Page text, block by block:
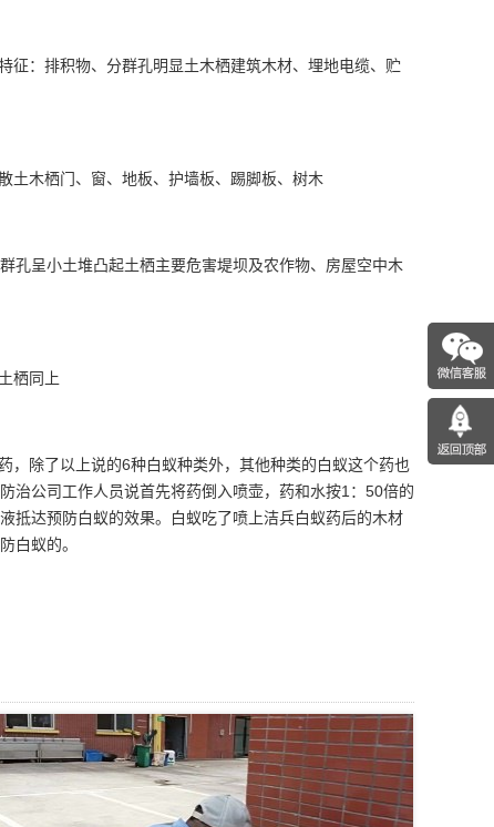
：排积物、分群孔明显土木栖建筑木材、埋地电缆、贮
土木栖门、窗、地板、护墙板、踢脚板、树木
呈小土堆凸起土栖主要危害堤坝及农作物、房屋空中木
栖同上
，
除了以上说的6种白蚁种类外，其他种类的白蚁这个药也
治公司工作人员说首先将药倒入喷壶，药和水按1：50倍的
抵达预防白蚁的效果。白蚁吃了喷上洁兵白蚁药后的木材
白蚁的。